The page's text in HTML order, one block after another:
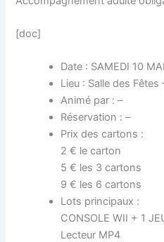
[doc]
Date : SAMEDI 10
Lieu : Salle des
Animé par : –
Réservation : –
Prix des cartons :
2 € le carton
5 € les 3 cartons
9 € les 6 cartons
Lots principaux :
CONSOLE WII + 1
Lecteur MP4